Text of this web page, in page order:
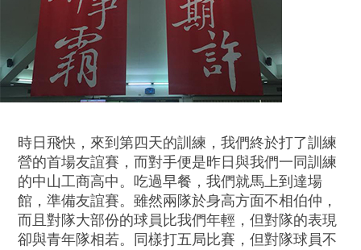
時日飛快，來到第四天的訓練，我們終於打了訓練
營的首場友誼賽，而對手便是昨日與我們一同訓練
的中山工商高中。吃過早餐，我們就馬上到達場
館，準備友誼賽。雖然兩隊於身高方面不相伯仲，
而且對隊大部份的球員比我們年輕，但對隊的表現
卻與青年隊相若。同樣打五局比賽，但對隊球員不